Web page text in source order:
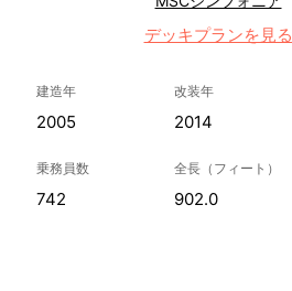
デッキプランを見る
建造年
2005
改装年
2014
乗務員数
742
全長（フィート）
902.0